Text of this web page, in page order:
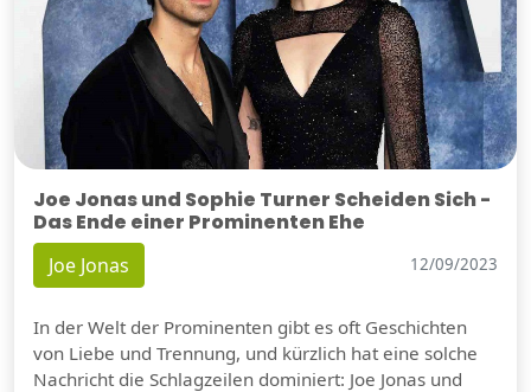
Joe Jonas und Sophie Turner Scheiden Sich -
Das Ende einer Prominenten Ehe
Joe Jonas 12/09/2023
In der Welt der Prominenten gibt es oft Geschichten
von Liebe und Trennung, und kürzlich hat eine solche
Nachricht die Schlagzeilen dominiert: Joe Jonas und